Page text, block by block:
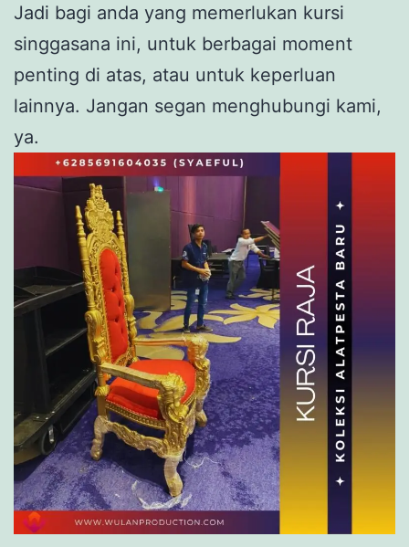
Jadi bagi anda yang memerlukan kursi
singgasana ini, untuk berbagai moment
penting di atas, atau untuk keperluan
lainnya. Jangan segan menghubungi kami,
ya.